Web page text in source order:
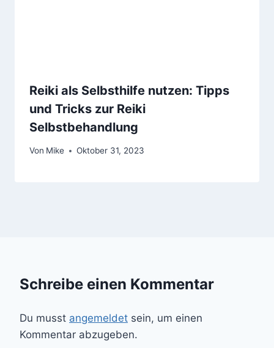
Reiki als Selbsthilfe nutzen: Tipps
und Tricks zur Reiki
Selbstbehandlung
Von Mike Oktober 31, 2023
Schreibe einen Kommentar
Du musst angemeldet sein, um einen
Kommentar abzugeben.